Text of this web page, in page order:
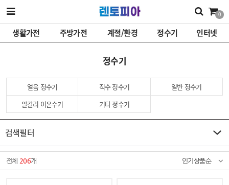
0
생활가전 주방가전 계절/환경 정수기 인터넷
정수기
얼음 정수기 직수 정수기
일반 정수기
알칼리 이온수기
기타 정수기
검색필터
전체 206개 인기상품순